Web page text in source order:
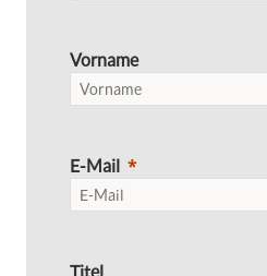
Vorname
E-Mail
Titel